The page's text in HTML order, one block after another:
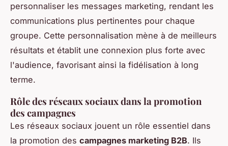
personnaliser les messages marketing, rendant les
communications plus pertinentes pour chaque
groupe. Cette personnalisation mène à de meilleurs
résultats et établit une connexion plus forte avec
l'audience, favorisant ainsi la fidélisation à long
terme.
Rôle des réseaux sociaux dans la promotion
des campagnes
Les réseaux sociaux jouent un rôle essentiel dans
la promotion des campagnes marketing B2B. Ils